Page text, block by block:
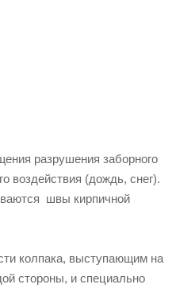
разрушения заборного
воздействия (дождь, снег).
швы кирпичной
колпака, выступающим на
стороны, и специально